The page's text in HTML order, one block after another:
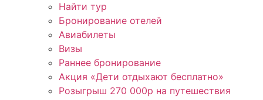
Найти тур
Бронирование отелей
Авиабилеты
Визы
Раннее бронирование
Акция «Дети отдыхают бесплатно»
Розыгрыш 270 000р на путешествия